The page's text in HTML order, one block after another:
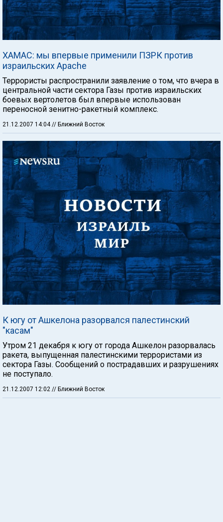
ХАМАС: мы впервые применили ПЗРК против
израильских Apache
Террористы распространили заявление о том, что вчера в
центральной части сектора Газы против израильских
боевых вертолетов был впервые использован
переносной зенитно-ракетный комплекс.
21.12.2007 14:04 // Ближний Восток
К югу от Ашкелона разорвался палестинский
"касам"
Утром 21 декабря к югу от города Ашкелон разорвалась
ракета, выпущенная палестинскими террористами из
сектора Газы. Сообщений о пострадавших и разрушениях
не поступало.
21.12.2007 12:02 // Ближний Восток